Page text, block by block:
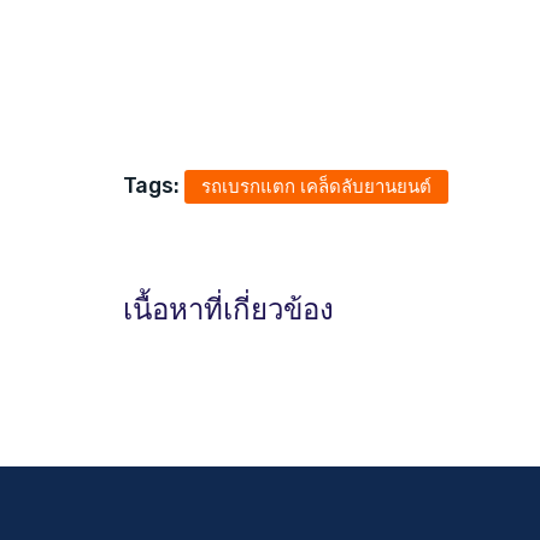
Tags: รถเบรกแตก เคล็ดลับยานยนต์
เนื้อหาที่เกี่ยวข้อง